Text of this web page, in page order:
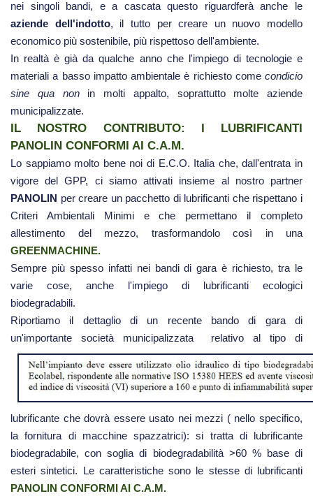
nei singoli bandi, e a cascata questo riguardferà anche le
aziende dell'indotto, il tutto per creare un nuovo modello
economico più sostenibile, più rispettoso dell'ambiente.
In realtà è già da qualche anno che l'impiego di tecnologie e
materiali a basso impatto ambientale è richiesto come condicio
sine qua non in molti appalto, soprattutto molte aziende
municipalizzate.
IL NOSTRO CONTRIBUTO: I LUBRIFICANTI
PANOLIN CONFORMI AI C.A.M.
Lo sappiamo molto bene noi di E.C.O. Italia che, dall'entrata in
vigore del GPP, ci siamo attivati insieme al nostro partner
PANOLIN per creare un pacchetto di lubrificanti che rispettano i
Criteri Ambientali Minimi e che permettano il completo
allestimento del mezzo, trasformandolo così in una
GREENMACHINE.
Sempre più spesso infatti nei bandi di gara è richiesto, tra le
varie cose, anche l'impiego di lubrificanti ecologici
biodegradabili.
Riportiamo il dettaglio di un recente bando di gara di
un'importante società municipalizzata relativo al tipo di
lubrificante che dovrà essere usato nei mezzi ( nello specifico,
la fornitura di macchine spazzatrici): si tratta di lubrificante
biodegradabile, con soglia di biodegradabilità >60 % base di
esteri sintetici. Le caratteristiche sono le stesse di lubrificanti
PANOLIN CONFORMI AI C.A.M.